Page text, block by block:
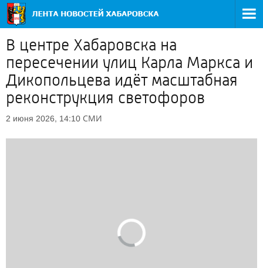
В центре Хабаровска на
пересечении улиц Карла Маркса и
Дикопольцева идёт масштабная
реконструкция светофоров
2 июня 2026, 14:10 СМИ